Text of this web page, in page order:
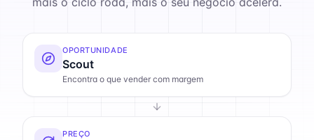
OPORTUNIDADE
Scout
Encontra o que vender com margem
PREÇO